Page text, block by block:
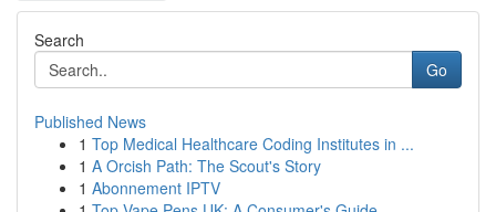
Search
Go
Published News
1 Top Medical Healthcare Coding Institutes in ...
1 A Orcish Path: The Scout's Story
1 Abonnement IPTV